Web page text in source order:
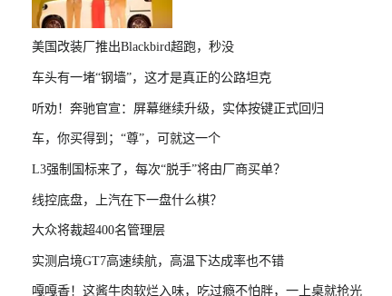
美国改装厂推出Blackbird超跑，秒没
车头有一堵“钢墙”，这才是真正的公路坦克
听劝！奔驰官宣：屏幕继续升级，实体按键正式回归
车，你买得到；“尊”，可就这一个
L3强制国标来了，每次“脱手”将由厂商买单？
线控底盘，上汽在下一盘什么棋？
大众将裁超400名管理层
实测启境GT7高速续航，高温下达成率也不错
嘎嘎香！这酱牛肉软烂入味，吃过瘾不怕胖，一上桌就抢光